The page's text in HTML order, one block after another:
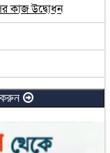
কাজ উদ্বোধন
করুন